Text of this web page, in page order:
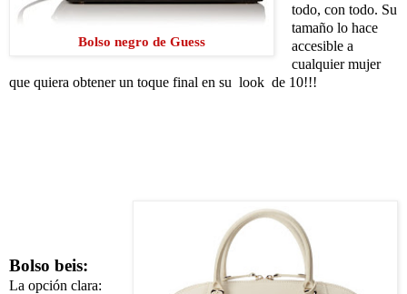
Bolso negro de Guess
todo, con todo. Su
tamaño lo hace
accesible a
cualquier mujer
que quiera obtener un toque final en su look de 10!!!
Bolso beis:
La opción clara: